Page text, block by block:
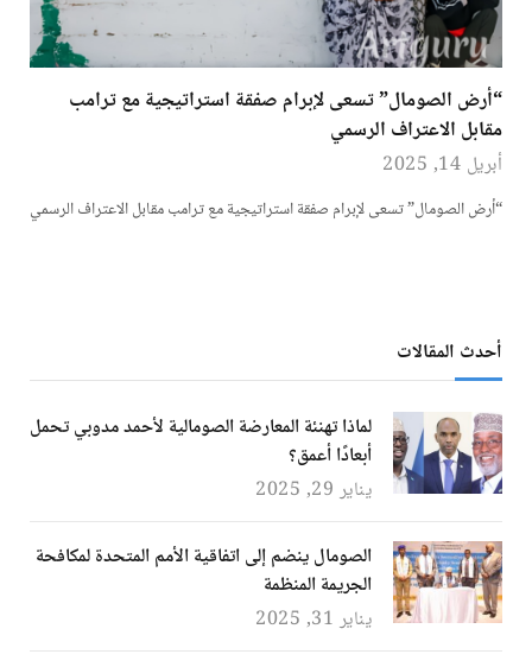
“أرض الصومال” تسعى لإبرام صفقة استراتيجية مع ترامب
مقابل الاعتراف الرسمي
أبريل 14, 2025
“أرض الصومال” تسعى لإبرام صفقة استراتيجية مع ترامب مقابل الاعتراف الرسمي
أحدث المقالات
لماذا تهنئة المعارضة الصومالية لأحمد مدوبي تحمل
أبعادًا أعمق؟
يناير 29, 2025
الصومال ينضم إلى اتفاقية الأمم المتحدة لمكافحة
الجريمة المنظمة
يناير 31, 2025